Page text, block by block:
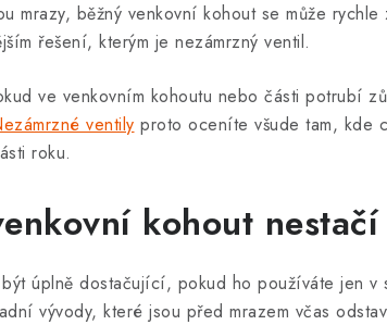
mrazy, běžný venkovní kohout se může
řešení, kterým je nezámrzný ventil.
ve venkovním kohoutu nebo části potrubí
ventily proto oceníte všude tam, kde
roku.
kohout nestačí
úplně dostačující, pokud ho používáte jen
vývody, které jsou před mrazem včas